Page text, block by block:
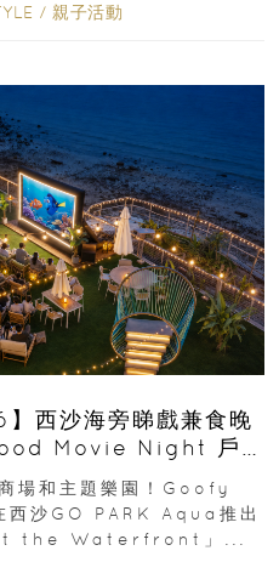
/ 親子活動
西沙海旁睇戲兼食晚
Movie Night 戶
場和主題樂園！Goofy
沙GO PARK Aqua推出
the Waterfront」...